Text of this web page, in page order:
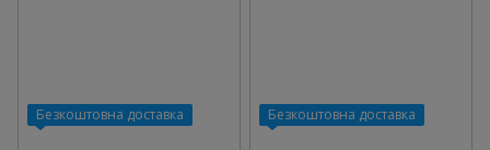
Безкоштовна доставка Безкоштовна доставка